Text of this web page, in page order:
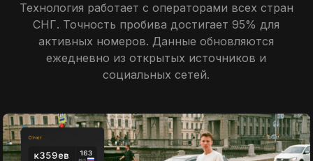
Технология работает с операторами всех стран
СНГ. Точность пробива достигает 95% для
активных номеров. Данные обновляются
ежедневно из открытых источников и
социальных сетей.